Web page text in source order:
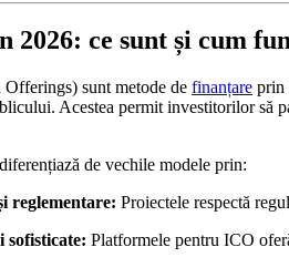
2026: ce sunt și cum
sunt metode de finanțare prin
Acestea permit investitorilor să
de vechile modele prin:
reglementare: Proiectele respectă
Platformele pentru ICO